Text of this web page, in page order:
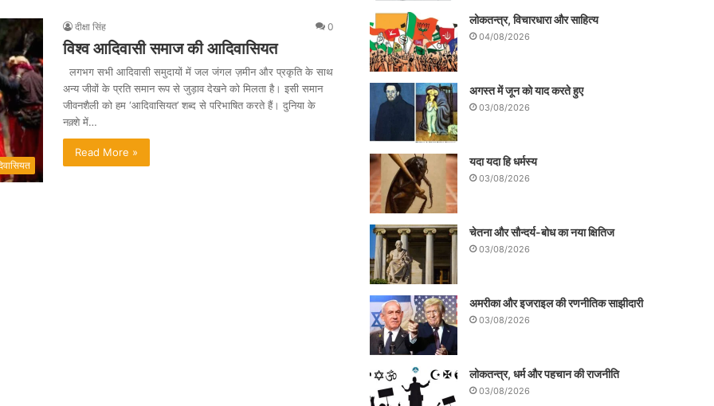
दीक्षा सिंह 0
विश्व आदिवासी समाज की आदिवासियत
लगभग सभी आदिवासी समुदायों में जल जंगल ज़मीन और प्रकृति के साथ
अन्य जीवों के प्रति समान रूप से जुड़ाव देखने को मिलता है। इसी समान
जीवनशैली को हम ‘आदिवासियत’ शब्द से परिभाषित करते हैं। दुनिया के
नक़्शे में…
Read More »
लोकतन्त्र, विचारधारा और साहित्य
04/08/2026
अगस्त में जून को याद करते हुए
03/08/2026
यदा यदा हि धर्मस्य
03/08/2026
चेतना और सौन्दर्य-बोध का नया क्षितिज
03/08/2026
अमरीका और इजराइल की रणनीतिक साझीदारी
03/08/2026
लोकतन्त्र, धर्म और पहचान की राजनीति
03/08/2026